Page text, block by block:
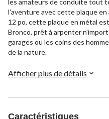
les amateurs de conduite tout
l'aventure avec cette plaque en
12 po, cette plaque en métal
Bronco, prêt à arpenter
garages ou les coins des
de la nature.
Afficher plus de détails
Caractéristiques